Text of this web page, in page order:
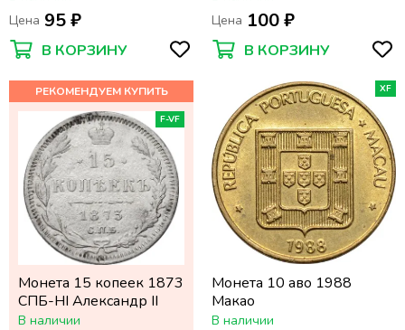
Цена 95 ₽
В КОРЗИНУ
Цена 100 ₽
В КОРЗИНУ
F-VF
Монета 15 копеек 1873
СПБ-НI Александр II
В наличии
XF
Монета 10 аво 1988
Макао
В наличии